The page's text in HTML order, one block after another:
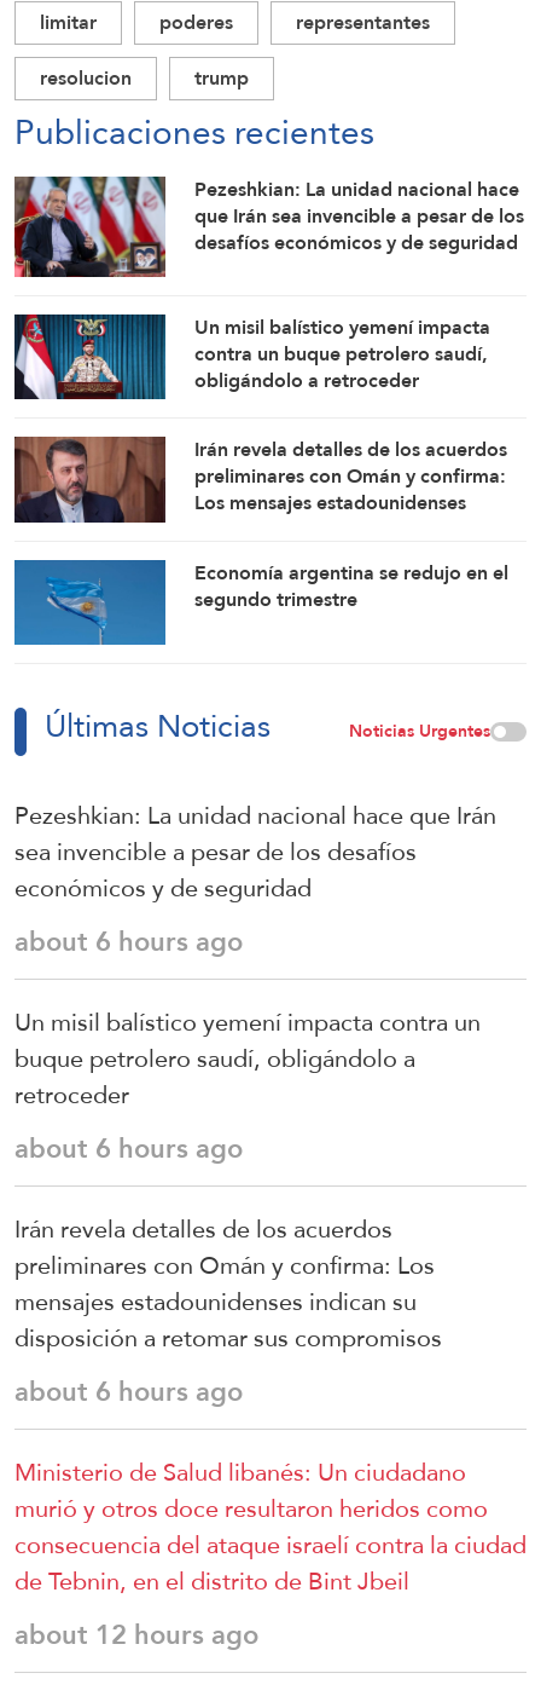
limitar poderes
representantes
resolucion
trump
Publicaciones recientes
Pezeshkian: La unidad nacional hace
que Irán sea invencible a pesar de los
desafíos económicos y de seguridad
Un misil balístico yemení impacta
contra un buque petrolero saudí,
obligándolo a retroceder
Irán revela detalles de los acuerdos
preliminares con Omán y confirma:
Los mensajes estadounidenses
Economía argentina se redujo en el
segundo trimestre
Últimas Noticias Noticias Urgentes
Pezeshkian: La unidad nacional hace que Irán
sea invencible a pesar de los desafíos
económicos y de seguridad
about 6 hours ago
Un misil balístico yemení impacta contra un
buque petrolero saudí, obligándolo a
retroceder
about 6 hours ago
Irán revela detalles de los acuerdos
preliminares con Omán y confirma: Los
mensajes estadounidenses indican su
disposición a retomar sus compromisos
about 6 hours ago
Ministerio de Salud libanés: Un ciudadano
murió y otros doce resultaron heridos como
consecuencia del ataque israelí contra la ciudad
de Tebnin, en el distrito de Bint Jbeil
about 12 hours ago